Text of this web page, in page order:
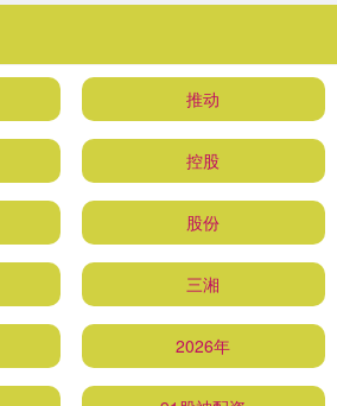
推动
控股
股份
三湘
2026年